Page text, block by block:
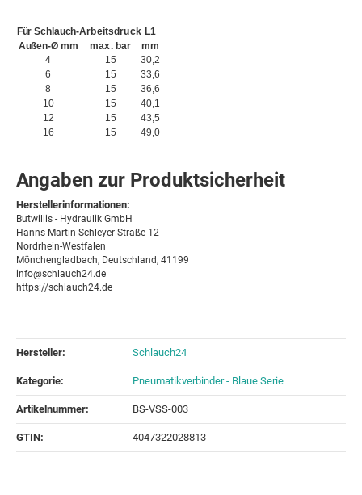
Für Schlauch-
Außen-Ø mm
Arbeitsdruck
max. bar
L1
mm
4
15
30,2
6
15
33,6
8
15
36,6
10
15
40,1
12
15
43,5
16
15 49,0
Angaben zur Produktsicherheit
Herstellerinformationen:
Butwillis - Hydraulik GmbH
Hanns-Martin-Schleyer Straße 12
Nordrhein-Westfalen
Mönchengladbach, Deutschland, 41199
info@schlauch24.de
https://schlauch24.de
Hersteller: Schlauch24
Kategorie: Pneumatikverbinder - Blaue Serie
Artikelnummer: BS-VSS-003
GTIN: 4047322028813